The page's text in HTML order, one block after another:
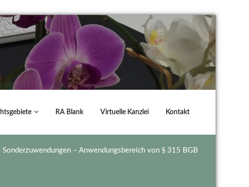
RA Blank Virtuelle Kanzlei Kontakt
Sonderzuwendungen – Anwendungsbereich von § 315 BGB